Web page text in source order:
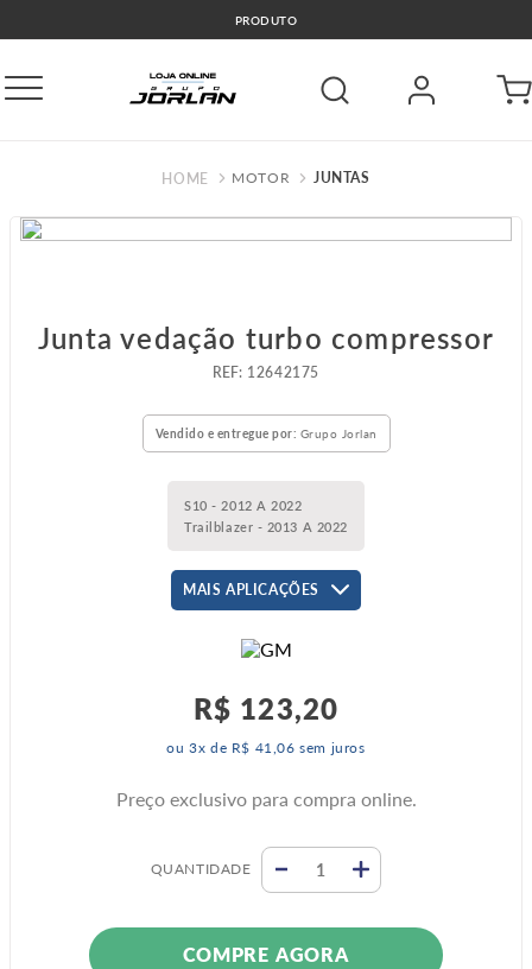
PRODUTO
MOTOR JUNTAS
Junta vedação turbo compressor
: 12642175
Vendido e entregue por: Grupo Jorlan
S10 - 2012 A 2022
Trailblazer - 2013 A 2022
MAIS APLICAÇÕES
R$ 123,20
ou3x de R$ 41 ,06 sem juros
Preço exclusivo para compra online.
QUANTIDADE
COMPRE AGORA